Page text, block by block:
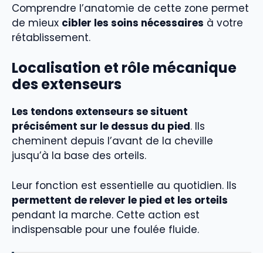
Comprendre l’anatomie de cette zone permet
de mieux cibler les soins nécessaires à votre
rétablissement.
Localisation et rôle mécanique
des extenseurs
Les tendons extenseurs se situent
précisément sur le dessus du pied. Ils
cheminent depuis l’avant de la cheville
jusqu’à la base des orteils.
Leur fonction est essentielle au quotidien. Ils
permettent de relever le pied et les orteils
pendant la marche. Cette action est
indispensable pour une foulée fluide.